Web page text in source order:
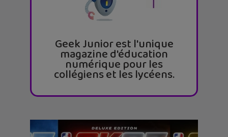
Geek Junior est l'unique
magazine d'éducation
numérique pour les
collégiens et les lycéens.